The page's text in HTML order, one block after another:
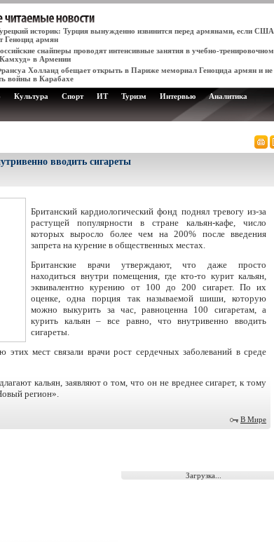
историк: Турция вынужденно извинится перед армянами, если США
Геноцид армян
снайперы проводят интенсивные занятия в учебно-тренировочном
в Армении
Холланд обещает открыть в Париже мемориал Геноцида армян и не
войны в Карабахе
Культура Спорт ИТ Туризм Интервью
Аналитика
вводить сигареты
Британский кардиологический фонд поднял тревогу из-за
растущей популярности в стране кальян-кафе, число
которых выросло более чем на 200% после введения
запрета на курение в общественных местах.
Британские врачи утверждают, что даже просто
находиться внутри помещения, где кто-то курит кальян,
эквивалентно курению от 100 до 200 сигарет. По их
оценке, одна порция так называемой шиши, которую
можно выкурить за час, равноценна 100 сигаретам, а
курить кальян – все равно, что внутривенно вводить
сигареты.
мест связали врачи рост сердечных заболеваний в среде
кальян, заявляют о том, что он не вреднее сигарет, к тому
регион».
В Мире
Загрузка...